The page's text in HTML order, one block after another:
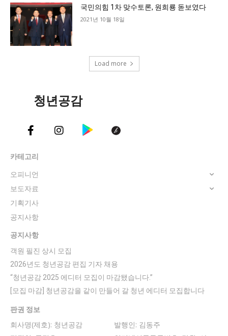
국민의힘 1차 맞수토론, 원희룡 돋보였다
2021년 10월 18일
Load more
청년공감
카테고리
오피니언
보도자료
기획기사
공지사항
공지사항
객원 필진 상시 모집
2026년도 청년공감 편집 기자 채용
“청년공감 2025 에디터 모집이 마감됐습니다.”
[모집 마감] 청년공감을 같이 만들어 갈 청년 에디터 모집합니다
판권 정보
회사명(제호): 청년공감
발행인: 김동주